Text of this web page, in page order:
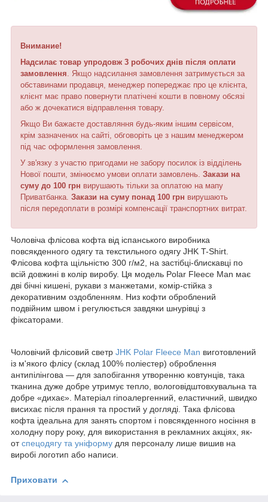
Внимание!
Надсилає товар упродовж 3 робочих днів після оплати
замовлення. Якщо надсилання замовлення затримується за
обставинами продавця, менеджер попереджає про це клієнта,
клієнт має право повернути платічені кошти в повному обсязі
або ж дочекатися відправлення товару.
Якщо Ви бажаєте доставляння будь-яким іншим сервісом,
крім зазначених на сайті, обговоріть це з нашим менеджером
під час оформлення замовлення.
У зв'язку з участю пригодами не забору посилок із відділень
Нової пошти, змінюємо умови оплати замовлень. Закази на
суму до 100 грн вирушають тільки за оплатою на мапу
Приватбанка. Закази на суму понад 100 грн вирушають
після передоплати в розмірі компенсації транспортних витрат.
Чоловіча флісова кофта від іспанського виробника
повсякденного одягу та текстильного одягу JHK T-Shirt.
Флісова кофта щільністю 300 г/м2, на застібці-блискавці по
всій довжині в колір виробу. Ця модель Polar Fleece Man має
дві бічні кишені, рукави з манжетами, комір-стійка з
декоративним оздобленням. Низ кофти оброблений
подвійним швом і регулюється завдяки шнурівці з
фіксаторами.
Чоловічий флісовий светр JHK Polar Fleece Man виготовлений
із м'якого флісу (склад 100% поліестер) оброблення
антипілінгова — для запобігання утворенню ковтунців, така
тканина дуже добре утримує тепло, вологовідштовхувальна та
добре «дихає». Матеріал гіпоалергенний, еластичний, швидко
висихає після прання та простий у догляді. Така флісова
кофта ідеальна для занять спортом і повсякденного носіння в
холодну пору року, для використання в рекламних акціях, як-
отспецодягу та уніформу для персоналу лише вишив на
виробі логотип або написи.
Приховати